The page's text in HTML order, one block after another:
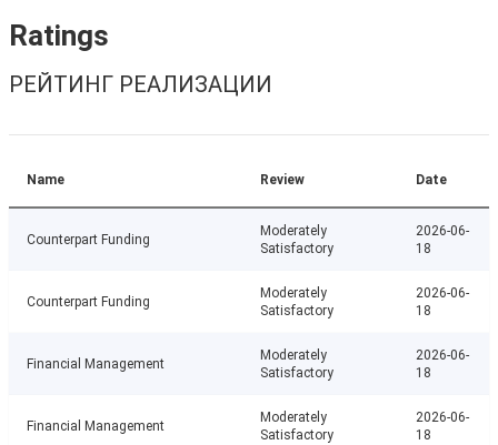
Ratings
РЕЙТИНГ РЕАЛИЗАЦИИ
Name Review Date
Counterpart Funding
Moderately
Satisfactory
2026-06-
18
Counterpart Funding
Moderately
Satisfactory
2026-06-
18
Financial Management
Moderately
Satisfactory
2026-06-
18
Financial Management
Moderately
Satisfactory
2026-06-
18